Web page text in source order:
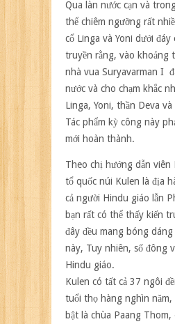
Qua làn nước cạn và
thể chiêm ngưỡng rất
cổ Linga và Yoni dưới
truyền rằng, vào khoảng
nhà vua Suryavarman I
nước và cho chạm khắc
Linga, Yoni, thần Deva
Tác phẩm kỳ công này
mới hoàn thành.
Theo chị hướng dẫn viên
tổ quốc núi Kulen là địa
cả người Hindu giáo lẫn
bạn rất có thể thấy kiến
đây đều mang bóng
này, Tuy nhiên, số đông
Hindu giáo.
Kulen có tất cả 37 ngôi
tuổi thọ hàng nghìn năm,
bật là chùa Paang Thom,